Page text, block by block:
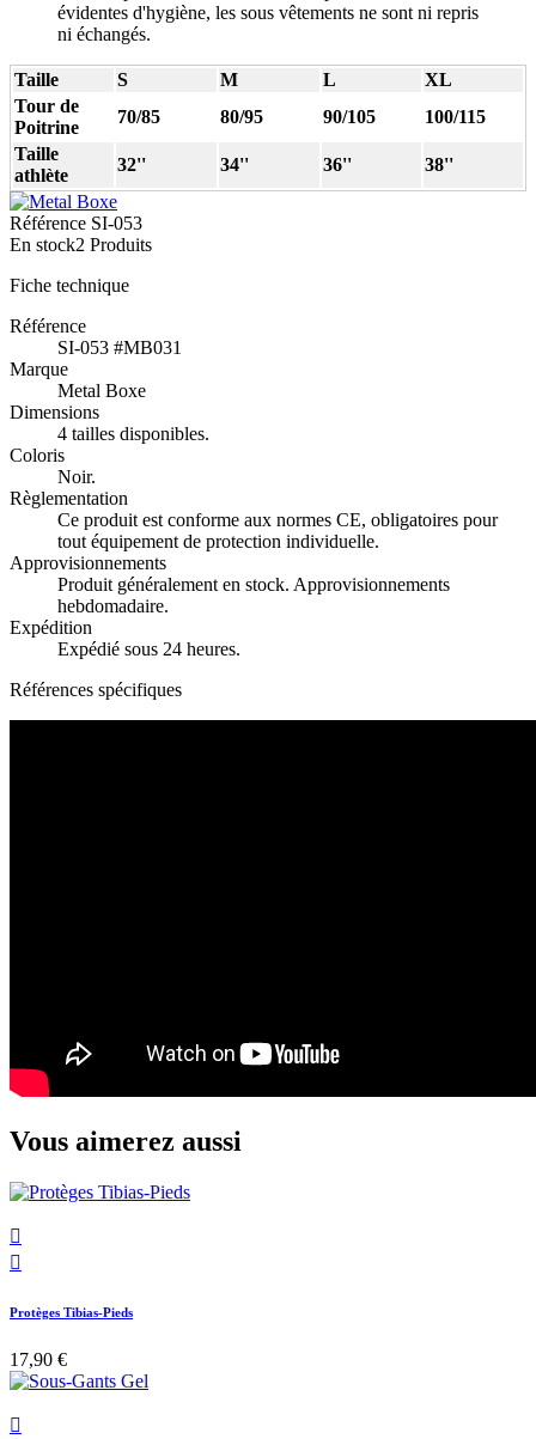
évidentes d'hygiène, les sous vêtements ne sont ni repris
ni échangés.
Taille S M L
XL
Tour de
Poitrine
70/85 80/95 90/105
100/115
Taille
athlète
32'' 34'' 36'' 38''
Référence SI-053
En stock2 Produits
Fiche technique
Référence
SI-053 #MB031
Marque
Metal Boxe
Dimensions
4 tailles disponibles.
Coloris
Noir.
Règlementation
Ce produit est conforme aux normes CE, obligatoires pour
tout équipement de protection individuelle.
Approvisionnements
Produit généralement en stock. Approvisionnements
hebdomadaire.
Expédition
Expédié sous 24 heures.
Références spécifiques
Vous aimerez aussi


Protèges Tibias-Pieds
17,90 €
